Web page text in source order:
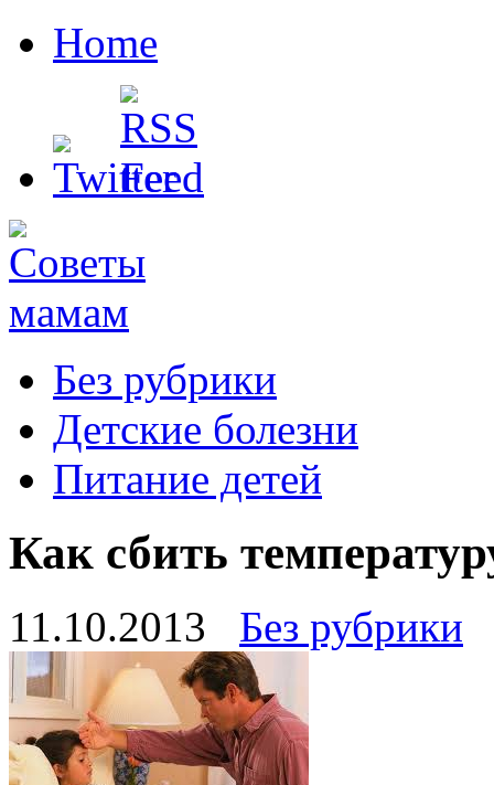
Home
Без рубрики
Детские болезни
Питание детей
Как сбить
11.10.2013 Без рубрики